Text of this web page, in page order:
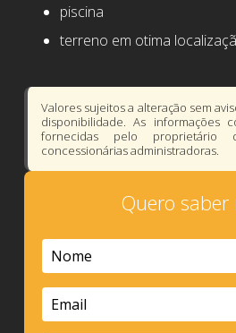
piscina
terreno em otima
Valores sujeitos a alteração sem
disponibilidade. As informações
fornecidas pelo
concessionárias administradoras.
Quero saber